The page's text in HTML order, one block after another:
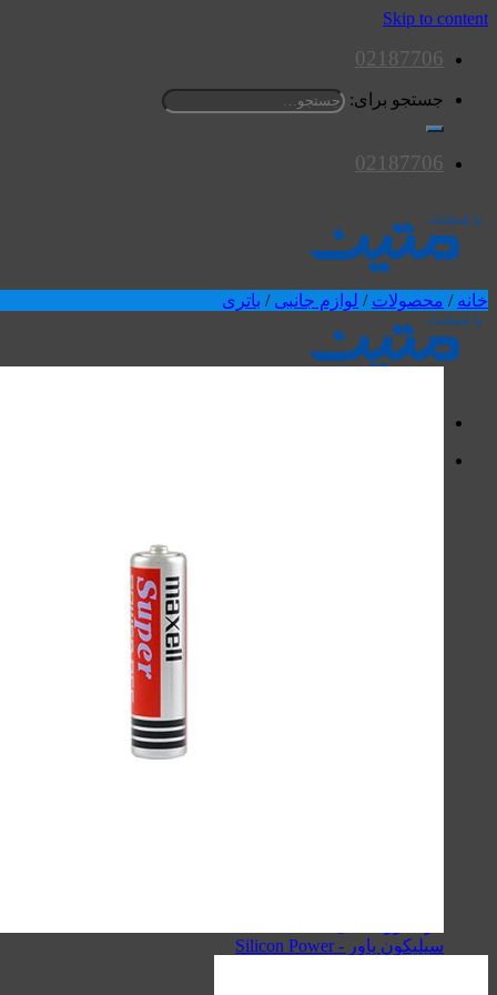
Skip to content
02187706
جستجو برای:
02187706
سیلیکون پاور - Silicon Power
خانه / محصولات / لوازم جانبی / باتری